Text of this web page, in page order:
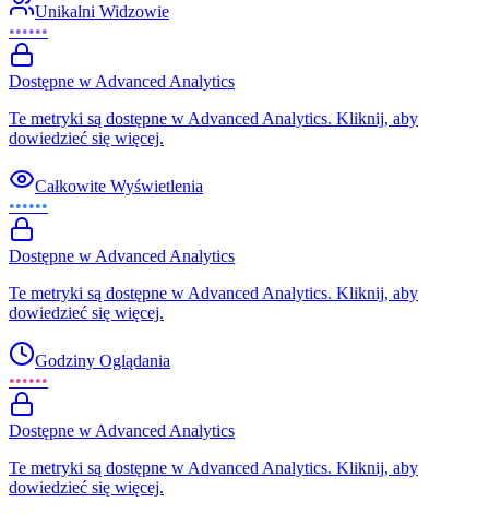
Unikalni Widzowie
••••••
Dostępne w Advanced Analytics
Te metryki są dostępne w Advanced Analytics. Kliknij, aby
dowiedzieć się więcej.
Całkowite Wyświetlenia
••••••
Dostępne w Advanced Analytics
Te metryki są dostępne w Advanced Analytics. Kliknij, aby
dowiedzieć się więcej.
Godziny Oglądania
••••••
Dostępne w Advanced Analytics
Te metryki są dostępne w Advanced Analytics. Kliknij, aby
dowiedzieć się więcej.